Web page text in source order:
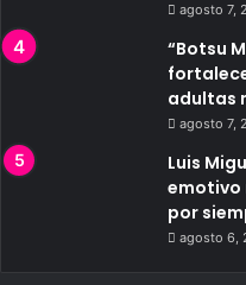
agosto 7,
“Botsu
adultas
agosto 7,
Luis
emotivo
por
agosto 6,